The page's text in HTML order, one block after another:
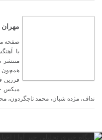
مهران
صفحه
با
منتشر
همچون
فرزین
میکس
نداف، مژده شبان، محمد تاجگردون، محمد